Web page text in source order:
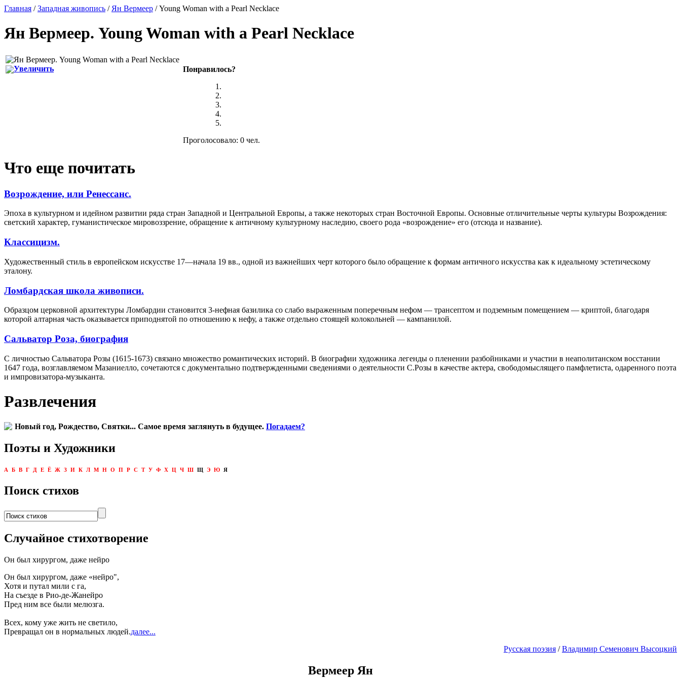
Главная /Западная живопись / Ян Вермеер / Young Woman with a Pearl Necklace
Ян Вермеер. Young Woman with a Pearl Necklace
Увеличить Понравилось?
Проголосовало: 0 чел.
Что еще почитать
Возрождение, или Ренессанс.
Эпоха в культурном и идейном развитии ряда стран Западной и Центральной Европы, а также некоторых стран Восточной Европы. Основные отличительные черты культуры Возрождения:
светский характер, гуманистическое мировоззрение, обращение к античному культурному наследию, своего рода «возрождение» его (отсюда и название).
Классицизм.
Художественный стиль в европейском искусстве 17—начала 19 вв., одной из важнейших черт которого было обращение к формам античного искусства как к идеальному эстетическому
эталону.
Ломбардская школа живописи.
Образцом церковной архитектуры Ломбардии становится 3-нефная базилика со слабо выраженным поперечным нефом — трансептом и подземным помещением — криптой, благодаря
которой алтарная часть оказывается приподнятой по отношению к нефу, а также отдельно стоящей колокольней — кампанилой.
Сальватор Роза, биография
С личностью Сальватора Розы (1615-1673) связано множество романтических историй. В биографии художника легенды о пленении разбойниками и участии в неаполитанском восстании
1647 года, возглавляемом Мазаниелло, сочетаются с документально подтвержденными сведениями о деятельности С.Розы в качестве актера, свободомыслящего памфлетиста, одаренного поэта
и импровизатора-музыканта.
Развлечения
Новый год, Рождество, Святки... Самое время заглянуть в будущее. Погадаем?
Поэты и Художники
А Б В Г Д Е Ё Ж З И К Л М Н О П Р С Т У Ф Х Ц Ч Ш Щ Э Ю Я
Поиск стихов
Случайное стихотворение
Он был хирургом, даже нейро
Он был хирургом, даже «нейро",
Хотя и путал мили с га,
На съезде в Рио-де-Жанейро
Пред ним все были мелюзга.
Всех, кому уже жить не светило,
Превращал он в нормальных людей.далее...
Русская поэзия /Владимир Семенович Высоцкий
Вермеер Ян